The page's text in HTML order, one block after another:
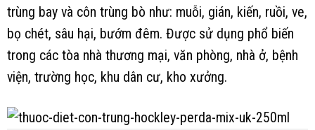
trùng bay và côn trùng bò như: muỗi, gián, kiến, ruồi, ve,
bọ chét, sâu hại, bướm đêm. Được sử dụng phổ biến
trong các tòa nhà thương mại, văn phòng, nhà ở, bệnh
viện, trường học, khu dân cư, kho xưởng.